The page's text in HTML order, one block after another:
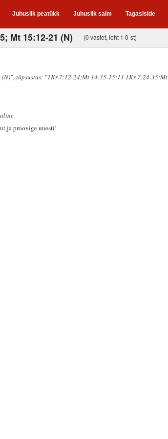
Juhuslik peatükk Juhuslik salm Tagasiside
Mt 15:12-21 (N) (0 vastet, leht 1 0-st)
(N)" , täpsustus: "1Kr 7:12-24;Mt 14:35-15:11 1Kr 7:24-35;Mt
ja proovige uuesti!